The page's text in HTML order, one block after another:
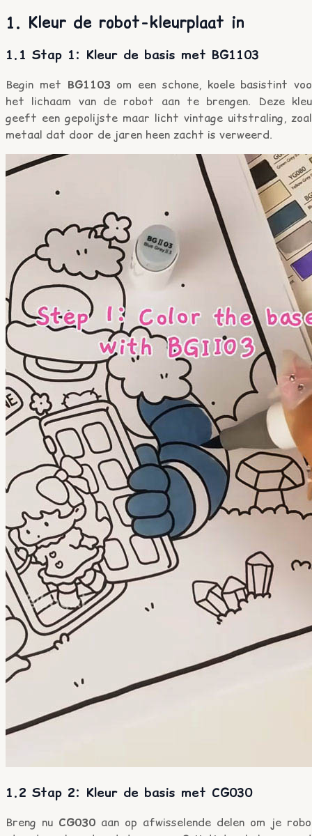
1. Kleur de robot-kleurplaat in
1.1 Stap 1: Kleur de basis met BG1103
Begin met BG1103 om een schone, koele basistint
het lichaam van de robot aan te brengen. Deze
geeft een gepolijste maar licht vintage uitstraling,
metaal dat door de jaren heen zacht is verweerd.
1.2 Stap 2: Kleur de basis met CG030
Breng nu CG030 aan op afwisselende delen om je